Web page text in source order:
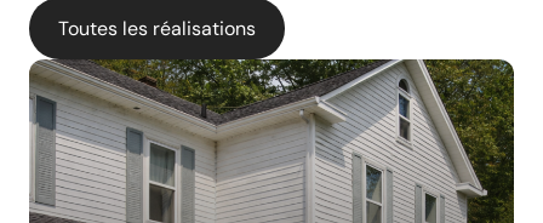
Toutes les réalisations